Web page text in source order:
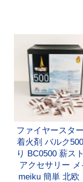
ファイヤースタ
着火剤 バルク
り BC0500 薪ス
アクセサリー メ
meiku 簡単 北欧